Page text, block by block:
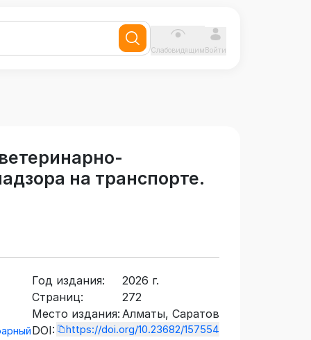
СлабовидящимВойти
на транспорте.
Год издания:
2026 г.
Страниц:
272
Место издания: Алматы, Саратов
DOI:
https://doi.org/10.23682/157554